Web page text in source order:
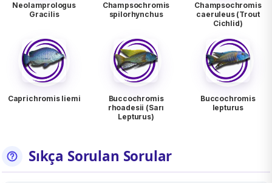
Neolamprologus
Gracilis
Champsochromis
spilorhynchus
Champsochromis
caeruleus (Trout
Cichlid)
Caprichromis liemi
Buccochromis
rhoadesii (Sarı
Lepturus)
Buccochromis
lepturus
Sıkça Sorulan Sorular